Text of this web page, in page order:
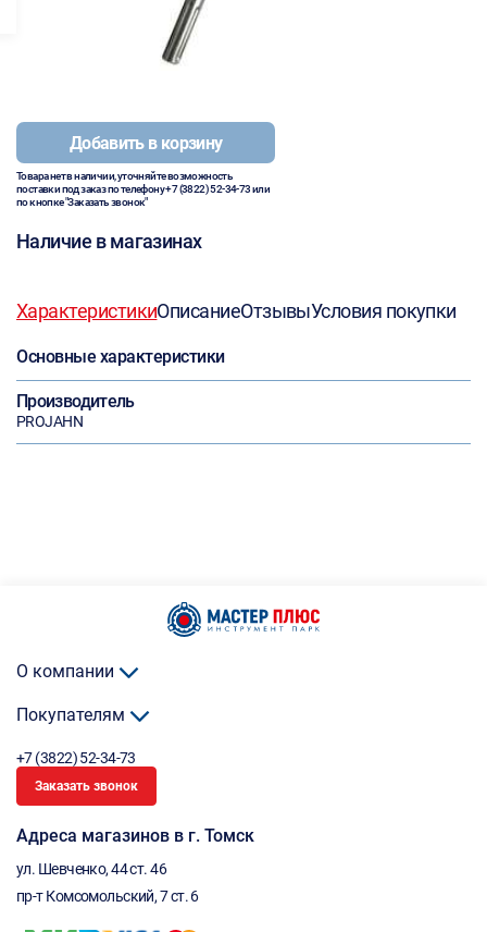
Добавить в корзину
Товара нет в наличии, уточняйте возможность
поставки под заказ по телефону+7 (3822) 52-34-73или
по кнопке "Заказать звонок"
Наличие в магазинах
ХарактеристикиОписаниеОтзывыУсловия покупки
Основные характеристики
Производитель
PROJAHN
О компании
Покупателям
+7 (3822) 52-34-73
Заказать звонок
Адреса магазинов в г. Томск
ул. Шевченко, 44 ст. 46
пр-т Комсомольский, 7 ст. 6